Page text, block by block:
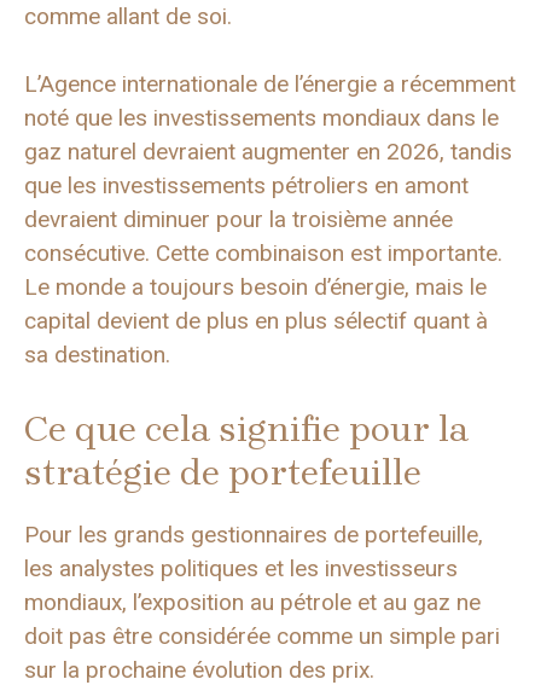
comme allant de soi.
L’Agence internationale de l’énergie a récemment
noté que les investissements mondiaux dans le
gaz naturel devraient augmenter en 2026, tandis
que les investissements pétroliers en amont
devraient diminuer pour la troisième année
consécutive. Cette combinaison est importante.
Le monde a toujours besoin d’énergie, mais le
capital devient de plus en plus sélectif quant à
sa destination.
Ce que cela signifie pour la
stratégie de portefeuille
Pour les grands gestionnaires de portefeuille,
les analystes politiques et les investisseurs
mondiaux, l’exposition au pétrole et au gaz ne
doit pas être considérée comme un simple pari
sur la prochaine évolution des prix.